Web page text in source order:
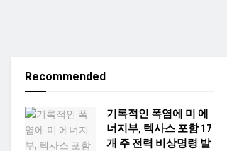
Recommended
기록적인 폭염에 미 에
너지부, 텍사스 포함 17
개 주 전력 비상명령 발